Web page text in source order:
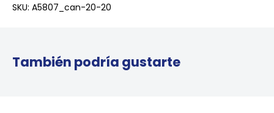
SKU: A5807_can-20-20
También podría gustarte